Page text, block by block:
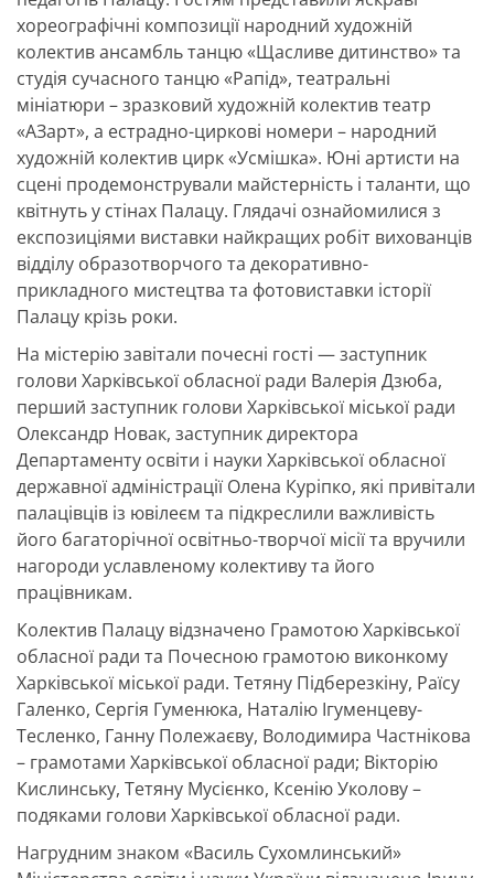
хореографічні композиції народний художній
колектив ансамбль танцю «Щасливе дитинство» та
студія сучасного танцю «Рапід», театральні
мініатюри – зразковий художній колектив театр
«АЗарт», а естрадно-циркові номери – народний
художній колектив цирк «Усмішка». Юні артисти на
сцені продемонстрували майстерність і таланти, що
квітнуть у стінах Палацу. Глядачі ознайомилися з
експозиціями виставки найкращих робіт вихованців
відділу образотворчого та декоративно-
прикладного мистецтва та фотовиставки історії
Палацу крізь роки.
На містерію завітали почесні гості — заступник
голови Харківської обласної ради Валерія Дзюба,
перший заступник голови Харківської міської ради
Олександр Новак, заступник директора
Департаменту освіти і науки Харківської обласної
державної адміністрації Олена Куріпко, які привітали
палацівців із ювілеєм та підкреслили важливість
його багаторічної освітньо-творчої місії та вручили
нагороди уславленому колективу та його
працівникам.
Колектив Палацу відзначено Грамотою Харківської
обласної ради та Почесною грамотою виконкому
Харківської міської ради. Тетяну Підберезкіну, Раїсу
Галенко, Сергія Гуменюка, Наталію Ігуменцеву-
Тесленко, Ганну Полежаєву, Володимира Частнікова
– грамотами Харківської обласної ради; Вікторію
Кислинську, Тетяну Мусієнко, Ксенію Уколову –
подяками голови Харківської обласної ради.
Нагрудним знаком «Василь Сухомлинський»